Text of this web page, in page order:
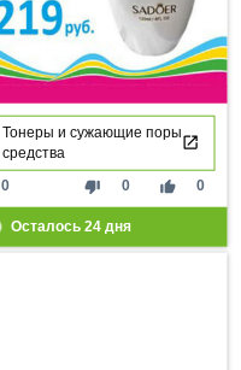
Тонеры и сужающие поры
средства
thumb_down 0 thumb_up 0
0
Осталось 24дня